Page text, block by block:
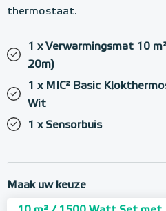
thermostaat.
1 x Verwarmingsmat 10
20m)
1 x MIC² Basic
Wit
1 x Sensorbuis
Maak uw keuze